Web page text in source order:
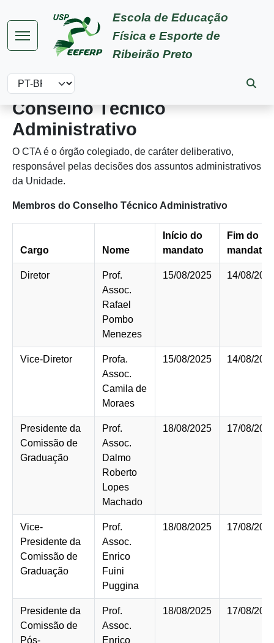
Escola de Educação
Física e Esporte de
Ribeirão Preto
Select your language
Conselho Técnico
Administrativo
O CTA é o órgão colegiado, de caráter deliberativo,
responsável pelas decisões dos assuntos administrativos
da Unidade.
Membros do Conselho Técnico Administrativo
Cargo Nome
Início do
mandato
Fim do
mandato
Diretor
Prof.
Assoc.
Rafael
Pombo
Menezes
15/08/2025 14/08/
Vice-Diretor
Profa.
Assoc.
Camila de
Moraes
15/08/2025 14/08/
Presidente da
Comissão de
Graduação
Prof.
Assoc.
Dalmo
Roberto
Lopes
Machado
18/08/2025 17/08/
Vice-
Presidente da
Comissão de
Graduação
Prof.
Assoc.
Enrico
Fuini
Puggina
18/08/2025 17/08/
Presidente da
Comissão de
Pós-
Prof.
Assoc.
Enrico
18/08/2025 17/08/